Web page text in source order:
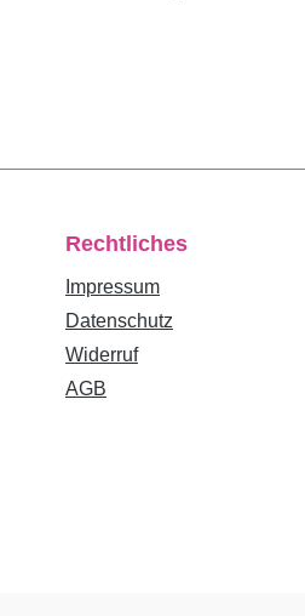
Rechtliches
Impressum
Datenschutz
Widerruf
AGB